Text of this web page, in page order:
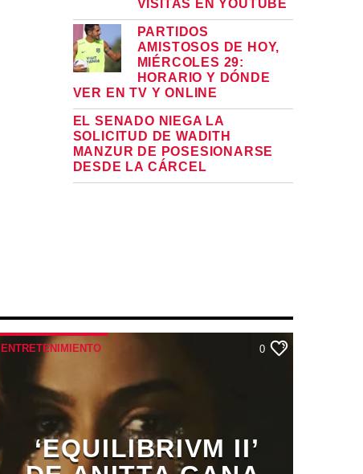
VISITAS EN YOUTUBE
PARTIDOS
AMISTOSOS DE HOY,
MIÉRCOLES 29:
HORARIO Y DÓNDE
VER EN TV Y ONLINE
EL SENADO NIEGA LA
SOLICITUD DE WADITH
MANZUR DE POSESIONARSE
DESDE LA CÁRCEL
ENTRETENIMIENTO 0
‘EQUILIBRIVM II’